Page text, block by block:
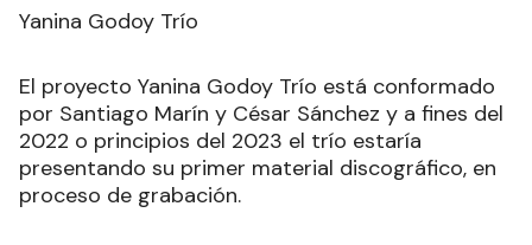
Yanina Godoy Trío
El proyecto Yanina Godoy Trío está conformado
por Santiago Marín y César Sánchez y a fines del
2022 o principios del 2023 el trío estaría
presentando su primer material discográfico, en
proceso de grabación.